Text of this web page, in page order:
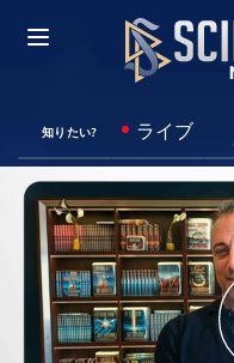
知りたい? ライブ